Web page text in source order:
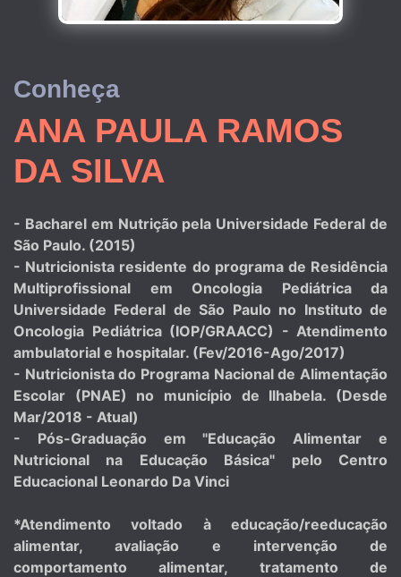
Conheça
ANA PAULA RAMOS
DA SILVA
- Bacharel em Nutrição pela Universidade Federal de
São Paulo. (2015)
- Nutricionista residente do programa de Residência
Multiprofissional em Oncologia Pediátrica da
Universidade Federal de São Paulo no Instituto de
Oncologia Pediátrica (IOP/GRAACC) - Atendimento
ambulatorial e hospitalar. (Fev/2016-Ago/2017)
- Nutricionista do Programa Nacional de Alimentação
Escolar (PNAE) no município de Ilhabela. (Desde
Mar/2018 - Atual)
- Pós-Graduação em "Educação Alimentar e
Nutricional na Educação Básica" pelo Centro
Educacional Leonardo Da Vinci
*Atendimento voltado à educação/reeducação
alimentar, avaliação e intervenção de
comportamento alimentar, tratamento de